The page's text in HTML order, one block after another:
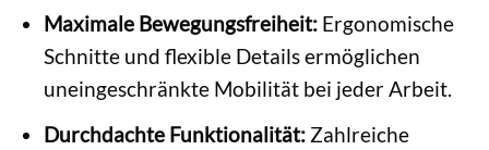
Maximale Bewegungsfreiheit:Ergonomische
Schnitte und flexible Details ermöglichen
uneingeschränkte Mobilität bei jeder Arbeit.
Durchdachte Funktionalität:Zahlreiche